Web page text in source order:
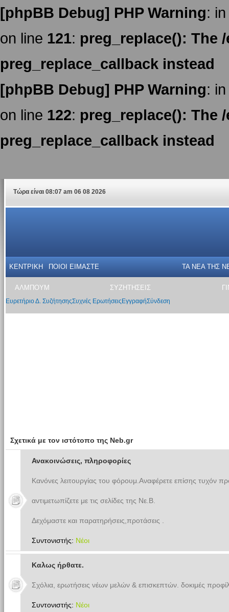
[phpBB Debug] PHP Warning:
on line 121: preg_replace(): The
preg_replace_callback instead
[phpBB Debug] PHP Warning:
on line 122: preg_replace(): The
preg_replace_callback instead
Τώρα είναι 08:07 am 06 08 2026
ΚΕΝΤΡΙΚΗ ΠΟΙΟΙ ΕΙΜΑΣΤΕ ΤΑ ΝΕΑ THΣ
ΑΛΜΠΟΥΜ ΣΥΖΗΤΗΣΕΙΣ
Ευρετήριο Δ. ΣυζήτησηςΣυχνές Ερωτήσεις ΕγγραφήΣύνδεση
Σχετικά με τον ιστότοπο της Neb.gr
Ανακοινώσεις, πληροφορίες
Κανόνες λειτουργίας του φόρουμ.Αναφέρετε επίσης τυχόν
αντιμετωπίζετε με τις σελίδες της Νε.Β.
Δεχόμαστε και παρατηρήσεις,προτάσεις .
Συντονιστής: Νέοι
Καλως ήρθατε.
Σχόλια, ερωτήσεις νέων μελών & επισκεπτών. δοκιμές
Συντονιστής: Νέοι